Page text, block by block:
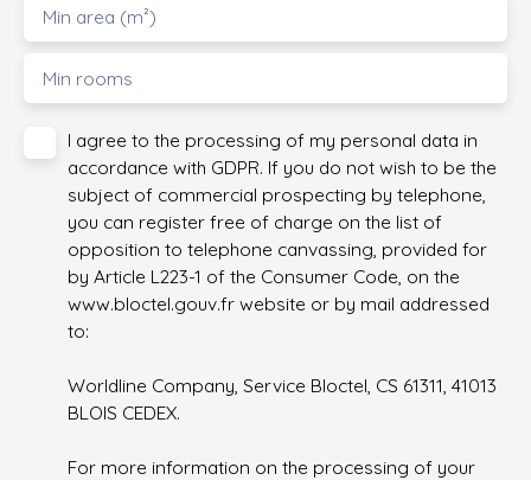
Min area (m²)
Min rooms
I agree to the processing of my personal data in
accordance with GDPR. If you do not wish to be the
subject of commercial prospecting by telephone,
you can register free of charge on the list of
opposition to telephone canvassing, provided for
by Article L223-1 of the Consumer Code, on the
www.bloctel.gouv.fr website or by mail addressed
to:
Worldline Company, Service Bloctel, CS 61311, 41013
BLOIS CEDEX.
For more information on the processing of your